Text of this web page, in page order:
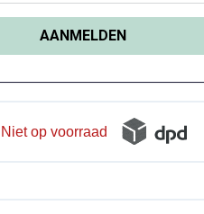
Niet op voorraad